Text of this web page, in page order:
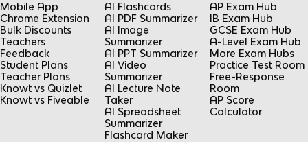
Mobile App
Chrome Extension
Bulk Discounts
Teachers
Feedback
Student Plans
Teacher Plans
Knowt vs Quizlet
Knowt vs Fiveable
AI Flashcards
AI PDF Summarizer
AI Image
Summarizer
AI PPT Summarizer
AI Video
Summarizer
AI Lecture Note
Taker
AI Spreadsheet
Summarizer
Flashcard Maker
AP Exam Hub
IB Exam Hub
GCSE Exam Hub
A-Level Exam Hub
More Exam Hubs
Practice Test Room
Free-Response
Room
AP Score
Calculator